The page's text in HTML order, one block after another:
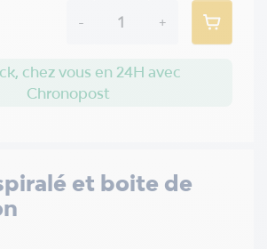
et boite de
- +
chez vous en 24H avec
Chronopost